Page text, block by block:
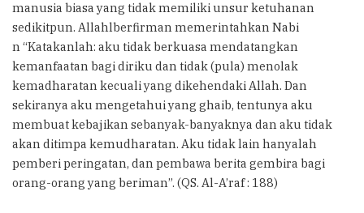
manusia biasa yang tidak memiliki unsur ketuhanan
sedikitpun. Allahlberfirman memerintahkan Nabi
n “Katakanlah: aku tidak berkuasa mendatangkan
kemanfaatan bagi diriku dan tidak (pula) menolak
kemadharatan kecuali yang dikehendaki Allah. Dan
sekiranya aku mengetahui yang ghaib, tentunya aku
membuat kebajikan sebanyak-banyaknya dan aku tidak
akan ditimpa kemudharatan. Aku tidak lain hanyalah
pemberi peringatan, dan pembawa berita gembira bagi
orang-orang yang beriman”. (QS. Al-A’raf : 188)